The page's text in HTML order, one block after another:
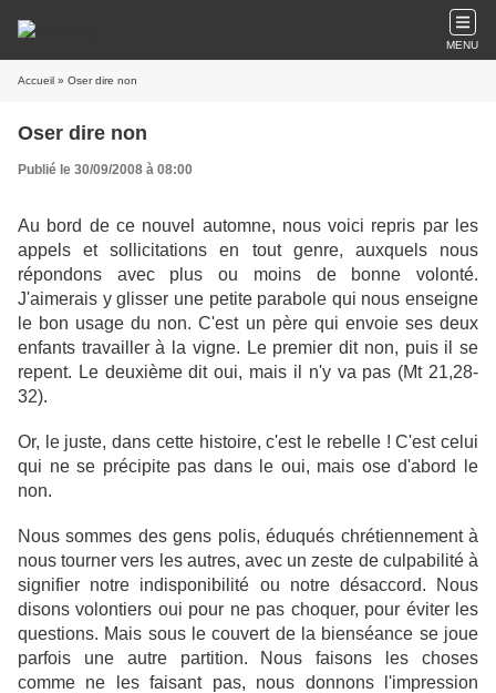
MENU
Accueil » Oser dire non
Oser dire non
Publié le 30/09/2008 à 08:00
Au bord de ce nouvel automne, nous voici repris par les
appels et sollicitations en tout genre, auxquels nous
répondons avec plus ou moins de bonne volonté.
J'aimerais y glisser une petite parabole qui nous enseigne
le bon usage du non. C'est un père qui envoie ses deux
enfants travailler à la vigne. Le premier dit non, puis il se
repent. Le deuxième dit oui, mais il n'y va pas (Mt 21,28-
32).
Or, le juste, dans cette histoire, c'est le rebelle ! C'est celui
qui ne se précipite pas dans le oui, mais ose d'abord le
non.
Nous sommes des gens polis, éduqués chrétiennement à
nous tourner vers les autres, avec un zeste de culpabilité à
signifier notre indisponibilité ou notre désaccord. Nous
disons volontiers oui pour ne pas choquer, pour éviter les
questions. Mais sous le couvert de la bienséance se joue
parfois une autre partition. Nous faisons les choses
comme ne les faisant pas, nous donnons l'impression